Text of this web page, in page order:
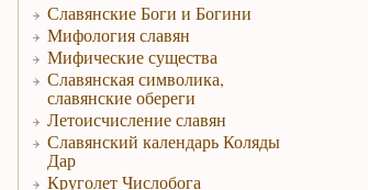
Славянские Боги и Богини
Мифология славян
Мифические существа
Славянская символика,
славянские обереги
Летоисчисление славян
Славянский календарь Коляды
Дар
Круголет Числобога